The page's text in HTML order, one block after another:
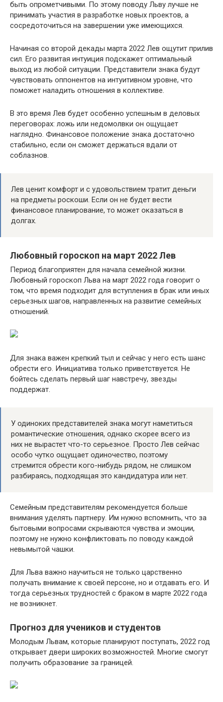
быть опрометчивыми. По этому поводу Льву лучше не
принимать участия в разработке новых проектов, а
сосредоточиться на завершении уже имеющихся.
Начиная со второй декады марта 2022 Лев ощутит прилив
сил. Его развитая интуиция подскажет оптимальный
выход из любой ситуации. Представители знака будут
чувствовать оппонентов на интуитивном уровне, что
поможет наладить отношения в коллективе.
В это время Лев будет особенно успешным в деловых
переговорах: ложь или недомолвки он ощущает
наглядно. Финансовое положение знака достаточно
стабильно, если он сможет держаться вдали от
соблазнов.
Лев ценит комфорт и с удовольствием тратит деньги
на предметы роскоши. Если он не будет вести
финансовое планирование, то может оказаться в
долгах.
Любовный гороскоп на март 2022 Лев
Период благоприятен для начала семейной жизни.
Любовный гороскоп Льва на март 2022 года говорит о
том, что время подходит для вступления в брак или иных
серьезных шагов, направленных на развитие семейных
отношений.
Для знака важен крепкий тыл и сейчас у него есть шанс
обрести его. Инициатива только приветствуется. Не
бойтесь сделать первый шаг навстречу, звезды
поддержат.
У одиноких представителей знака могут наметиться
романтические отношения, однако скорее всего из
них не вырастет что-то серьезное. Просто Лев сейчас
особо чутко ощущает одиночество, поэтому
стремится обрести кого-нибудь рядом, не слишком
разбираясь, подходящая это кандидатура или нет.
Семейным представителям рекомендуется больше
внимания уделять партнеру. Им нужно вспомнить, что за
бытовыми вопросами скрываются чувства и эмоции,
поэтому не нужно конфликтовать по поводу каждой
невымытой чашки.
Для Льва важно научиться не только царственно
получать внимание к своей персоне, но и отдавать его. И
тогда серьезных трудностей с браком в марте 2022 года
не возникнет.
Прогноз для учеников и студентов
Молодым Львам, которые планируют поступать, 2022 год
открывает двери широких возможностей. Многие смогут
получить образование за границей.